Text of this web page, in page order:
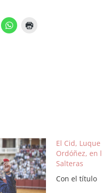
El Cid,
Ordóñez, en
Salteras
Con el título